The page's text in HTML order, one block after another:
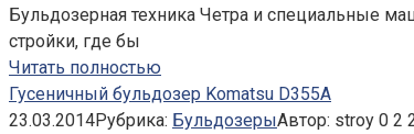
Бульдозерная техника Четра и специальные
стройки, где бы
Читать полностью
Гусеничный бульдозер Komatsu D355A
23.03.2014Рубрика: БульдозерыАвтор: stroy 0 2